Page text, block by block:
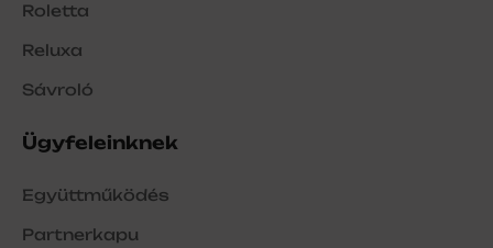
Roletta
Reluxa
Sávroló
Ügyfeleinknek
Együttműködés
Partnerkapu